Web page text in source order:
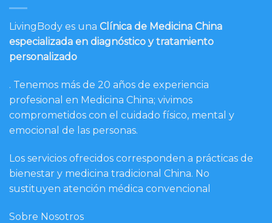
LivingBody es una Clínica de Medicina China
especializada en diagnóstico y tratamiento
personalizado
. Tenemos más de 20 años de experiencia
profesional en Medicina China; vivimos
comprometidos con el cuidado físico, mental y
emocional de las personas.
Los servicios ofrecidos corresponden a prácticas de
bienestar y medicina tradicional China. No
sustituyen atención médica convencional
Sobre Nosotros